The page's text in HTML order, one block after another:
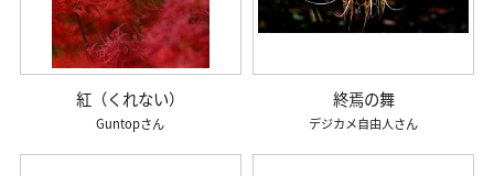
紅（くれない）
Guntop
終焉の舞
デジカメ自由人